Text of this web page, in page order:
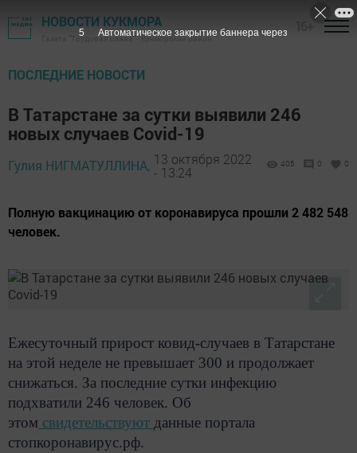
НОВОСТИ КУКМОРА
Газета "Трудовая слава" - Кукморский район
ПОСЛЕДНИЕ НОВОСТИ
В Татарстане за сутки выявили 246
новых случаев Covid-19
Гулия НИГМАТУЛЛИНА, 13 октября 2022
- 13:24
405 0 0
Полную вакцинацию от коронавируса прошли 2 482 548
человек.
Ежесуточный прирост ковид-случаев в Татарстане
на этой неделе не превышает 300 и продолжает
снижаться. За последние сутки инфекцию
подхватили 246 человек. Об
этом свидетельствуют данные портала
стопкоронавирус.рф.
4 Автоматическое закрытие баннера через